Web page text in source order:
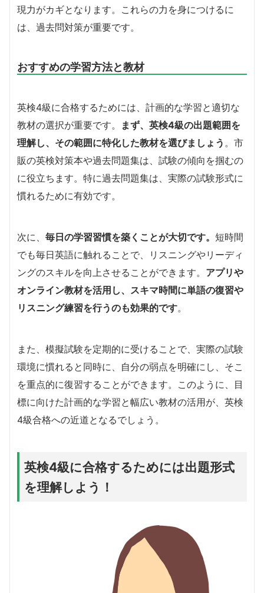
現力がカギとなります。これらの力を身につけるに
は、過去問対策が重要です。
おすすめの学習方法と教材
英検4級に合格するためには、計画的な学習と適切な
教材の選択が重要です。
まず、英検4級の出題範囲を
理解し、その範囲に特化した教材を選びましょう 。市
販の英検対策本や過去問題集は、試験の傾向を掴むの
に役立ちます。特に過去問題集は、実際の試験形式に
慣れるために有効です。
次に、 毎日の学習習慣を築くことが大切です。 短時間
でも毎日英語に触れることで、リスニングやリーディ
ングのスキルを向上させることができます。 アプリや
オンライン教材を活用し、スキマ時間に単語の復習や
リスニング練習を行うのも効果的です。
また、模擬試験を定期的に受けることで、実際の試験
環境に慣れると同時に、自分の弱点を明確にし、そこ
を重点的に復習することができます。このように、目
標に向けた計画的な学習と幅広い教材の活用が、英検
4級合格への近道となるでしょう。
英検4級に合格するためには出題形式
を理解しよう！